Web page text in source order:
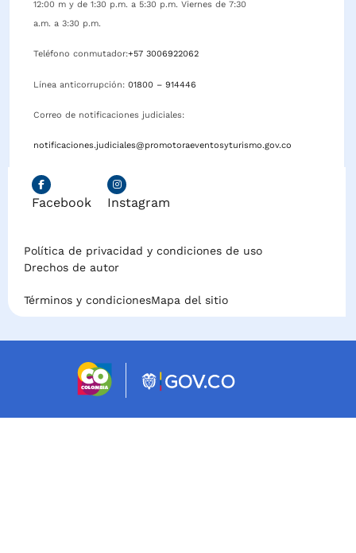
12:00 m y de 1:30 p.m. a 5:30 p.m. Viernes de 7:30
a.m. a 3:30 p.m.
Teléfono conmutador:+57 3006922062
Línea anticorrupción: 01800 – 914446
Correo de notificaciones judiciales:
notificaciones.judiciales@promotoraeventosyturismo.gov.co
Facebook Instagram
Política de privacidad y condiciones de uso
Drechos de autor
Términos y condicionesMapa del sitio